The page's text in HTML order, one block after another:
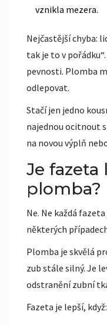
vznikla mezera.
Nejčastější chyba:
tak je to v
pevnosti. Plomba
odlepovat.
Stačí jen jedno
najednou ocitnout
na novou výplň
Je fazeta
plomba?
Ne. Ne každá
některých
Plomba je skvělá
zub stále silný. Je
odstranění zubní
Fazeta je lepší, když: